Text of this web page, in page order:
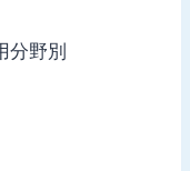
分野別